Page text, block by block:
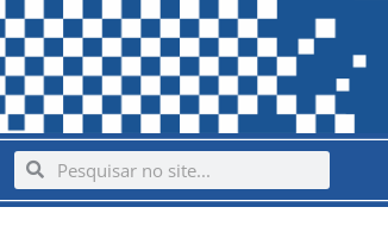
SearchSearch